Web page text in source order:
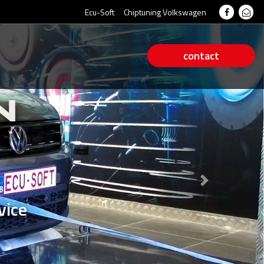
Ecu-Soft Chiptuning Volkswagen
contact